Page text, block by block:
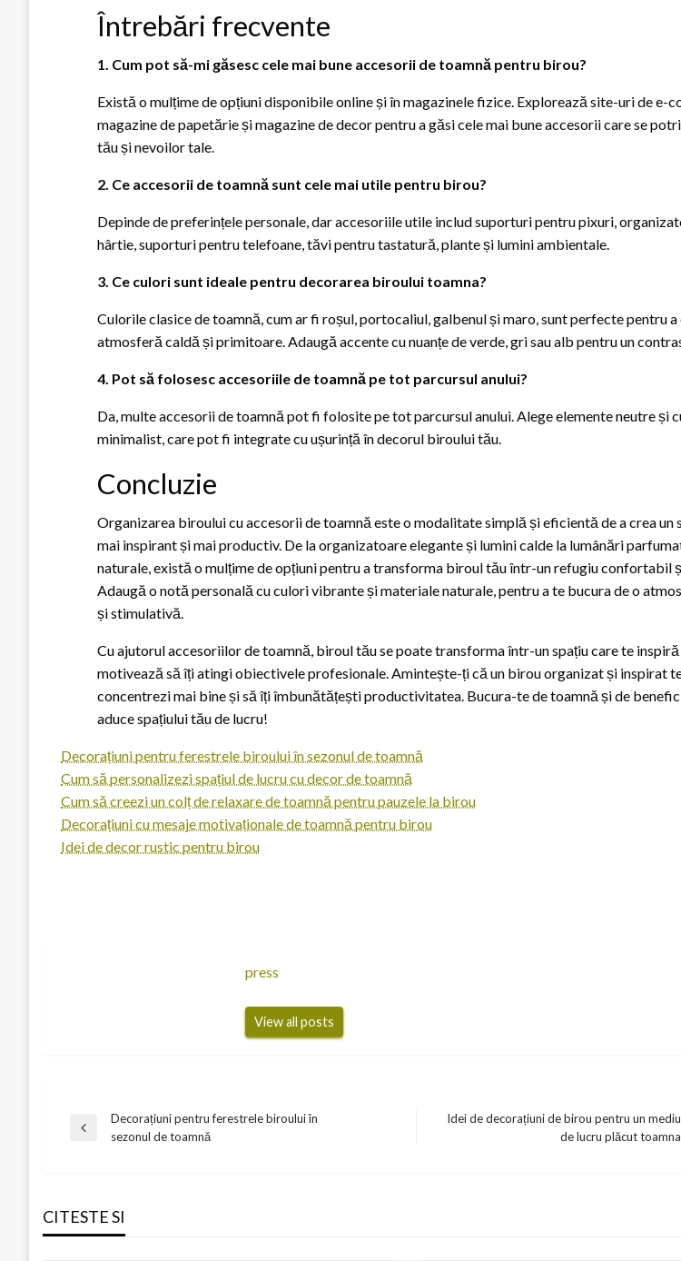
Întrebări frecvente
1. Cum pot să-mi găsesc cele mai bune accesorii de toamnă pentru birou?
Există o mulțime de opțiuni disponibile online și în magazinele fizice. Explorează site-uri de e-
magazine de papetărie și magazine de decor pentru a găsi cele mai bune accesorii care se
tău și nevoilor tale.
2. Ce accesorii de toamnă sunt cele mai utile pentru birou?
Depinde de preferințele personale, dar accesoriile utile includ suporturi pentru pixuri,
hârtie, suporturi pentru telefoane, tăvi pentru tastatură, plante și lumini ambientale.
3. Ce culori sunt ideale pentru decorarea biroului toamna?
Culorile clasice de toamnă, cum ar fi roșul, portocaliul, galbenul și maro, sunt perfecte pentru a
atmosferă caldă și primitoare. Adaugă accente cu nuanțe de verde, gri sau alb pentru un
4. Pot să folosesc accesoriile de toamnă pe tot parcursul anului?
Da, multe accesorii de toamnă pot fi folosite pe tot parcursul anului. Alege elemente neutre și
minimalist, care pot fi integrate cu ușurință în decorul biroului tău.
Concluzie
Organizarea biroului cu accesorii de toamnă este o modalitate simplă și eficientă de a crea un
mai inspirant și mai productiv. De la organizatoare elegante și lumini calde la lumânări
naturale, există o mulțime de opțiuni pentru a transforma biroul tău într-un refugiu confortabil
Adaugă o notă personală cu culori vibrante și materiale naturale, pentru a te bucura de o
și stimulativă.
Cu ajutorul accesoriilor de toamnă, biroul tău se poate transforma într-un spațiu care te
motivează să îți atingi obiectivele profesionale. Amintește-ți că un birou organizat și inspirat
concentrezi mai bine și să îți îmbunătățești productivitatea. Bucura-te de toamnă și de
aduce spațiului tău de lucru!
Decorațiuni pentru ferestrele biroului în sezonul de toamnă
Cum să personalizezi spațiul de lucru cu decor de toamnă
Cum să creezi un colț de relaxare de toamnă pentru pauzele la birou
Decorațiuni cu mesaje motivaționale de toamnă pentru birou
Idei de decor rustic pentru birou
press
View all posts
Navigare
articole
Previous
Decorațiuni pentru ferestrele biroului în
sezonul de toamnă
Idei de decorațiuni de birou pentru un mediu
de lucru plăcut toamna
CITESTE SI